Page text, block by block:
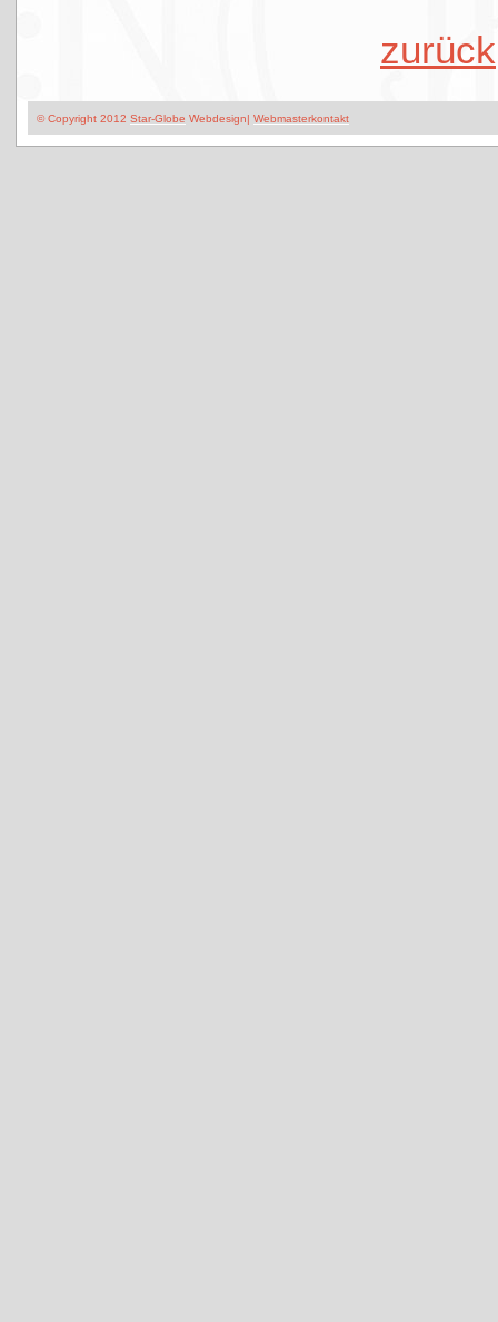
zurück
© Copyright 2012 Star-Globe Webdesign| Webmasterkontakt